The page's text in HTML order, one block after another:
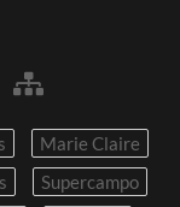
Marie Claire
Supercampo